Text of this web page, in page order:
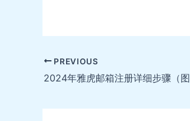
Post
navigation
PREVIOUS
2024年雅虎邮箱注册详细步骤（图